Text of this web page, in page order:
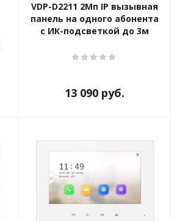
VDP-D2211 2Мп IP вызывная
панель на одного абонента
с ИК-подсветкой до 3м
13 090руб.